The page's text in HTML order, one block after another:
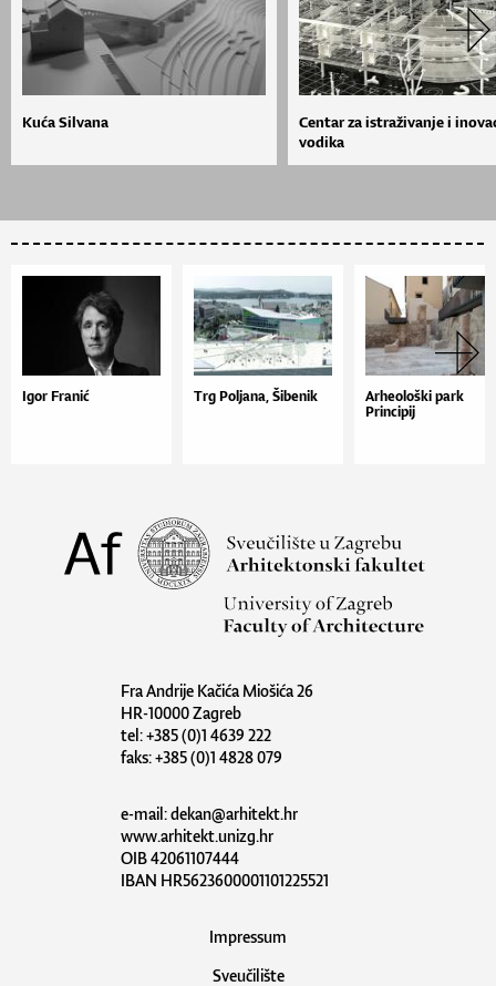
Kuća Silvana
Centar za istraživanje i
vodika
Igor Franić Trg Poljana, Šibenik
Arheološki park
Principij
Fra Andrije Kačića Miošića 26
HR-10000 Zagreb
tel: +385 (0)1 4639 222
faks: +385 (0)1 4828 079
e-mail:dekan@arhitekt.hr
www.arhitekt.unizg.hr
OIB 42061107444
IBAN HR5623600001101225521
Impressum
Sveučilište